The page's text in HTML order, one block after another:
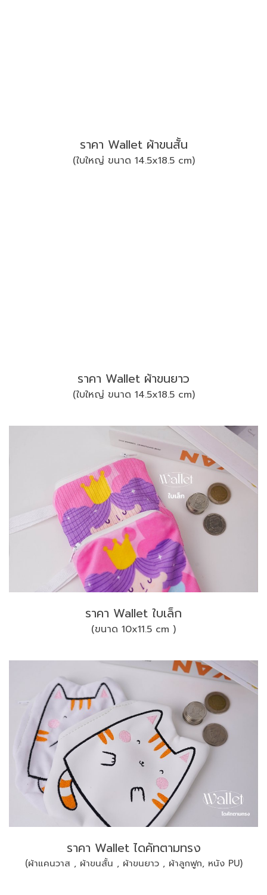
ราคา Wallet ผ้าขนสั้น
(ใบใหญ่ ขนาด 14.5x18.5 cm)
ราคา Wallet ผ้าขนยาว
(ใบใหญ่ ขนาด 14.5x18.5 cm)
ราคา Wallet ใบเล็ก
(ขนาด 10x11.5 cm )
ราคา Wallet ไดคัทตามทรง
(ผ้าแคนวาส , ผ้าขนสั้น , ผ้าขนยาว , ผ้าลูกฟูก, หนัง PU)